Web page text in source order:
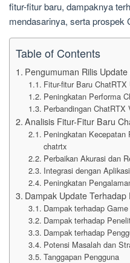
fitur-fitur baru, dampaknya
mendasarinya, serta prospek
Table of Contents
Pengumuman Rilis
Fitur-fitur Baru ChatRTX
Peningkatan Performa
Perbandingan ChatRTX
Analisis Fitur-Fitur Baru
Peningkatan Kecepatan
chatrtx
Perbaikan Akurasi dan
Integrasi dengan
Peningkatan
Dampak Update Terhadap
Dampak terhadap
Dampak terhadap
Dampak terhadap
Potensi Masalah dan
Tanggapan Pengguna